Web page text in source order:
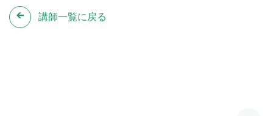
講師一覧に戻る